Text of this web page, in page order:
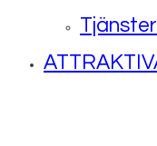
Tjänster